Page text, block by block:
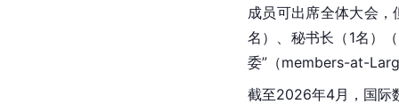
成员可出席全体大会
名）、秘书长（1名）
委”（members-at-
截至2026年4月，国际